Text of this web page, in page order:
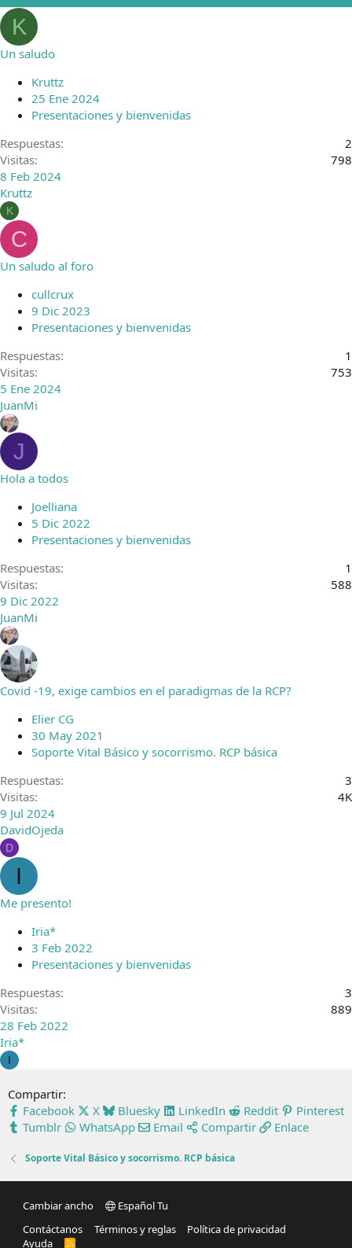
K
Un saludo
Kruttz
25 Ene 2024
Presentaciones y bienvenidas
Respuestas
2
Visitas
798
8 Feb 2024
Kruttz
K
C
Un saludo al foro
cullcrux
9 Dic 2023
Presentaciones y bienvenidas
Respuestas
1
Visitas
753
5 Ene 2024
JuanMi
J
Hola a todos
Joelliana
5 Dic 2022
Presentaciones y bienvenidas
Respuestas
1
Visitas
588
9 Dic 2022
JuanMi
Covid -19, exige cambios en el paradigmas de la RCP?
Elier CG
30 May 2021
Soporte Vital Básico y socorrismo. RCP básica
Respuestas
3
Visitas
4K
9 Jul 2024
DavidOjeda
D
I
Me presento!
Iria*
3 Feb 2022
Presentaciones y bienvenidas
Respuestas
3
Visitas
889
28 Feb 2022
Iria*
I
Compartir:
Facebook
X Bluesky LinkedIn Reddit
Pinterest
Tumblr
WhatsApp Email Compartir Enlace
Soporte Vital Básico y socorrismo. RCP básica
Cambiar ancho
Español Tu
Contáctanos
Términos y reglas
Política de privacidad
Ayuda
R